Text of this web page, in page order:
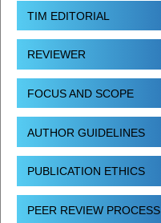
TIM EDITORIAL
REVIEWER
FOCUS AND SCOPE
AUTHOR GUIDELINES
PUBLICATION ETHICS
PEER REVIEW PROCESS